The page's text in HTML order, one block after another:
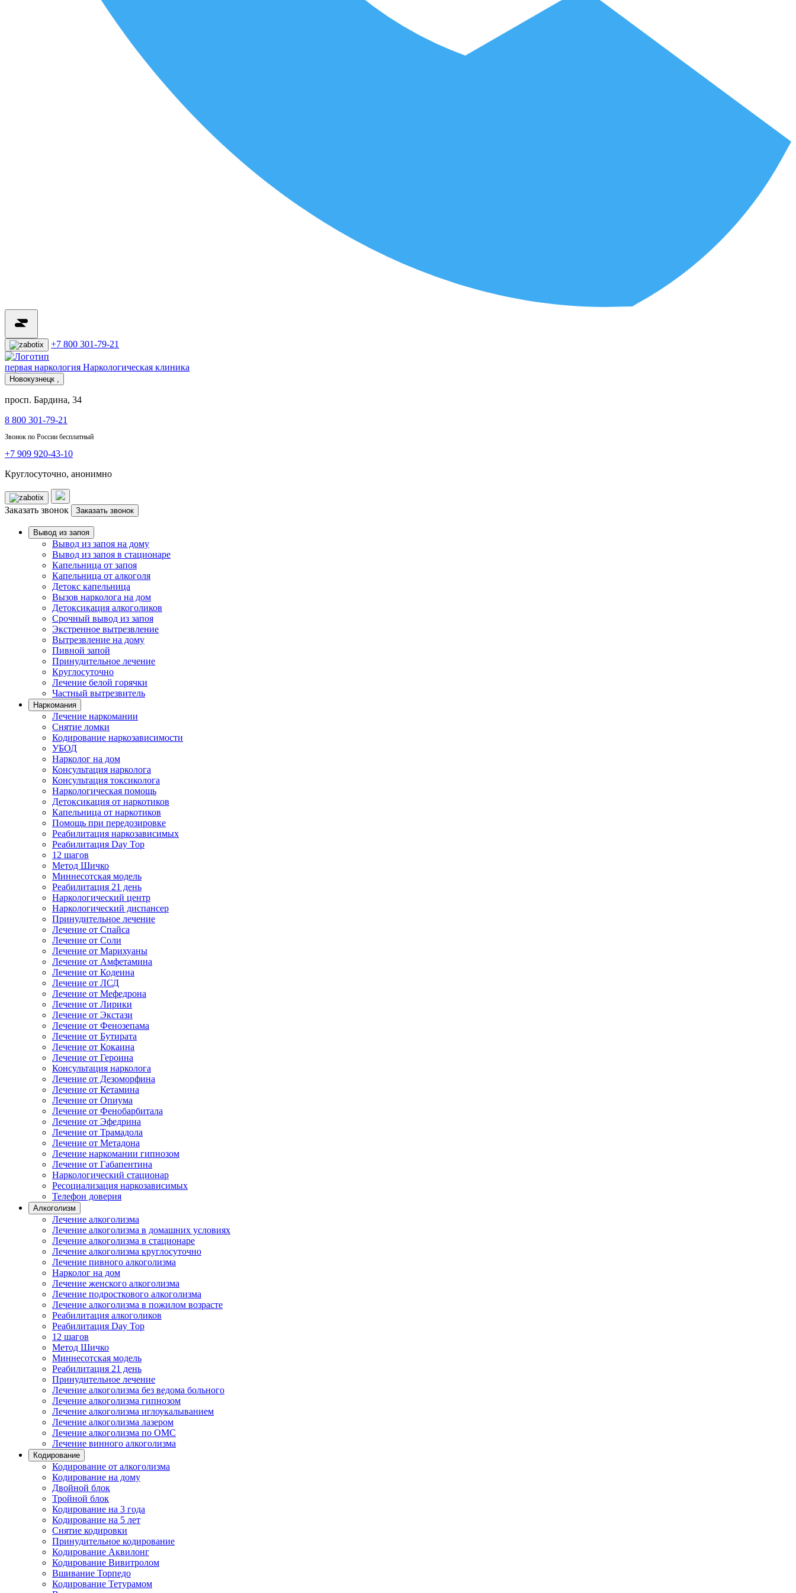
+7 800 301-79-21
первая наркология Наркологическая клиника
Новокузнецк ,
просп. Бардина, 34
8 800 301-79-21
Звонок по России бесплатный
+7 909 920-43-10
Круглосуточно, анонимно
Заказать звонок Заказать звонок
Вывод из запоя
Вывод из запоя на дому
Вывод из запоя в стационаре
Капельница от запоя
Капельница от алкоголя
Детокс капельница
Вызов нарколога на дом
Детоксикация алкоголиков
Срочный вывод из запоя
Экстренное вытрезвление
Вытрезвление на дому
Пивной запой
Принудительное лечение
Круглосуточно
Лечение белой горячки
Частный вытрезвитель
Наркомания
Лечение наркомании
Снятие ломки
Кодирование наркозависимости
УБОД
Нарколог на дом
Консультация нарколога
Консультация токсиколога
Наркологическая помощь
Детоксикация от наркотиков
Капельница от наркотиков
Помощь при передозировке
Реабилитация наркозависимых
Реабилитация Day Top
12 шагов
Метод Шичко
Миннесотская модель
Реабилитация 21 день
Наркологический центр
Наркологический диспансер
Принудительное лечение
Лечение от Спайса
Лечение от Соли
Лечение от Марихуаны
Лечение от Амфетамина
Лечение от Кодеина
Лечение от ЛСД
Лечение от Мефедрона
Лечение от Лирики
Лечение от Экстази
Лечение от Фенозепама
Лечение от Бутирата
Лечение от Кокаина
Лечение от Героина
Консультация нарколога
Лечение от Дезоморфина
Лечение от Кетамина
Лечение от Опиума
Лечение от Фенобарбитала
Лечение от Эфедрина
Лечение от Трамадола
Лечение от Метадона
Лечение наркомании гипнозом
Лечение от Габапентина
Наркологический стационар
Ресоциализация наркозависимых
Телефон доверия
Алкоголизм
Лечение алкоголизма
Лечение алкоголизма в домашних условиях
Лечение алкоголизма в стационаре
Лечение алкоголизма круглосуточно
Лечение пивного алкоголизма
Нарколог на дом
Лечение женского алкоголизма
Лечение подросткового алкоголизма
Лечение алкоголизма в пожилом возрасте
Реабилитация алкоголиков
Реабилитация Day Top
12 шагов
Метод Шичко
Миннесотская модель
Реабилитация 21 день
Принудительное лечение
Лечение алкоголизма без ведома больного
Лечение алкоголизма гипнозом
Лечение алкоголизма иглоукалыванием
Лечение алкоголизма лазером
Лечение алкоголизма по ОМС
Лечение винного алкоголизма
Кодирование
Кодирование от алкоголизма
Кодирование на дому
Двойной блок
Тройной блок
Кодирование на 3 года
Кодирование на 5 лет
Снятие кодировки
Принудительное кодирование
Кодирование Аквилонг
Кодирование Вивитролом
Вшивание Торпедо
Кодирование Тетурамом